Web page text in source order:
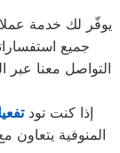
جميع
التواصل معنا
إذا كنت تود
المنوفية يتعاون